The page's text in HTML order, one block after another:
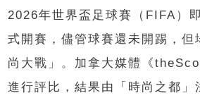
2026年世界盃足球賽（FIFA）
式開賽，儘管球賽還未開踢，但
尚大戰」。加拿大媒體《
進行評比，結果由「時尚之都」